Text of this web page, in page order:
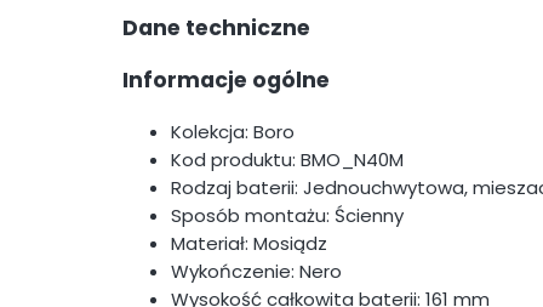
Dane techniczne
Informacje ogólne
Kolekcja: Boro
Kod produktu: BMO_N40M
Rodzaj baterii: Jednouchwytowa,
Sposób montażu: Ścienny
Materiał: Mosiądz
Wykończenie: Nero
Wysokość całkowita baterii: 161 mm